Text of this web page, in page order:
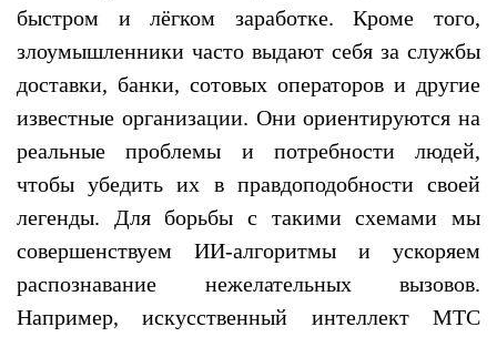
быстром и лёгком заработке. Кроме того,
злоумышленники часто выдают себя за службы
доставки, банки, сотовых операторов и другие
известные организации. Они ориентируются на
реальные проблемы и потребности людей,
чтобы убедить их в правдоподобности своей
легенды. Для борьбы с такими схемами мы
совершенствуем ИИ-алгоритмы и ускоряем
распознавание нежелательных вызовов.
Например, искусственный интеллект МТС